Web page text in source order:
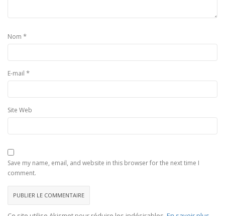
Nom *
E-mail *
Site Web
Save my name, email, and website in this browser for the next time I
comment.